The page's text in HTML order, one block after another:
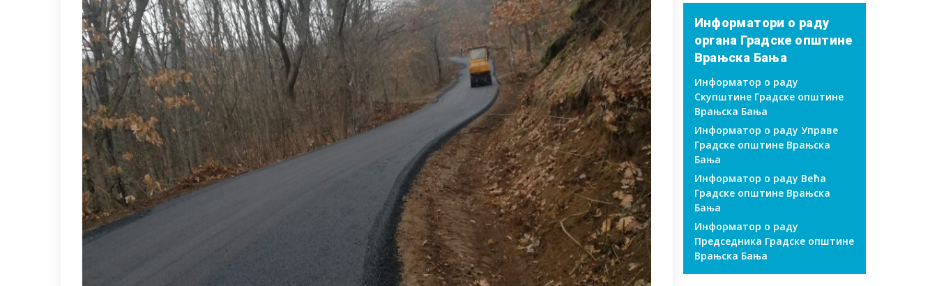
Информатори о раду
органа Градске општине
Врањска Бања
Информатор о раду
Скупштине Градске општине
Врањска Бања
Информатор о раду Управе
Градске општине Врањска
Бања
Информатор о раду Већа
Градске општине Врањска
Бања
Информатор о раду
Председника Градске општине
Врањска Бања